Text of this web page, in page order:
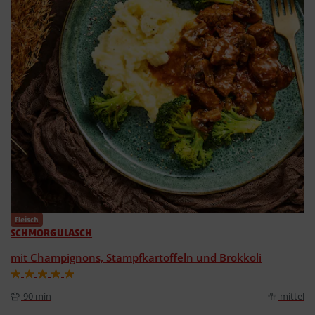
Fleisch
SCHMORGULASCH
mit Champignons, Stampfkartoffeln und Brokkoli
90 min mittel